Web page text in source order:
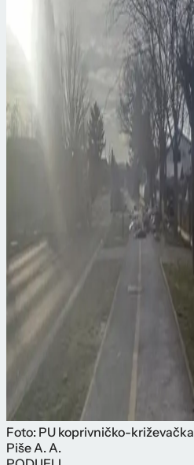
Foto: PU koprivničko-križevačka
PišeA. A.